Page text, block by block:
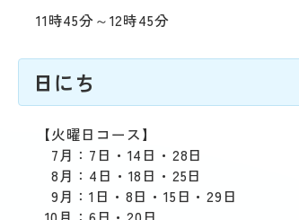
11時45分～12時45分
日にち
【火曜日コース】
7月：7日・14日・28日
8月：4日・18日・25日
9月：1日・8日・15日・29日